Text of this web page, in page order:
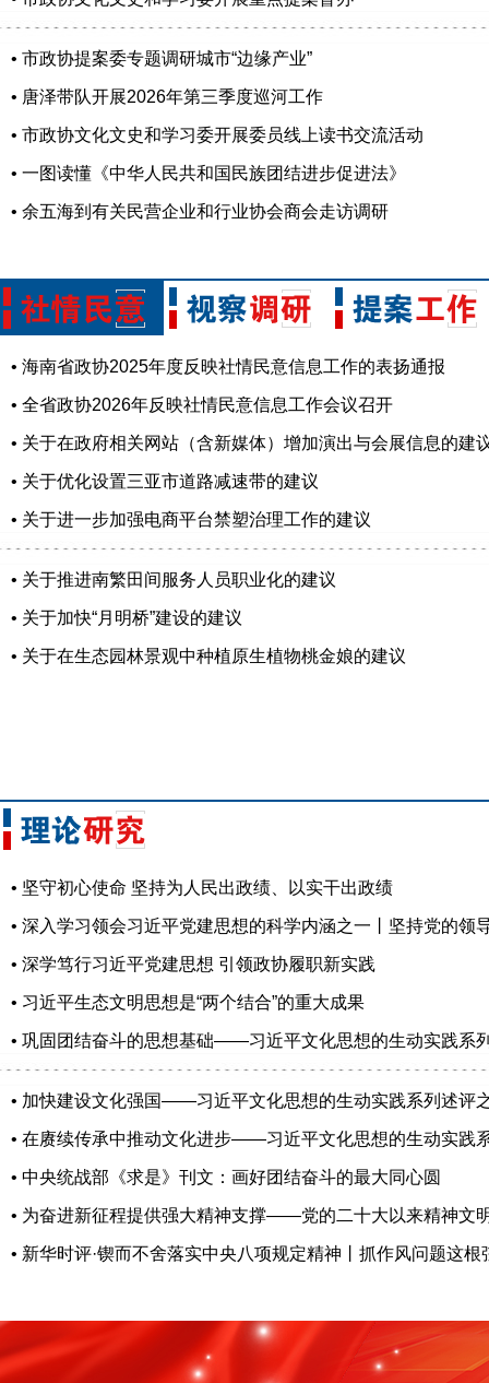
• 市政协提案委专题调研城市“边缘产业”
• 唐泽带队开展2026年第三季度巡河工作
• 市政协文化文史和学习委开展委员线上读书交流活动
• 一图读懂《中华人民共和国民族团结进步促进法》
• 余五海到有关民营企业和行业协会商会走访调研
• 海南省政协2025年度反映社情民意信息工作的表扬通报
• 全省政协2026年反映社情民意信息工作会议召开
• 关于在政府相关网站（含新媒体）增加演出与会展信息的建
• 关于优化设置三亚市道路减速带的建议
• 关于进一步加强电商平台禁塑治理工作的建议
• 关于推进南繁田间服务人员职业化的建议
• 关于加快“月明桥”建设的建议
• 关于在生态园林景观中种植原生植物桃金娘的建议
• 坚守初心使命 坚持为人民出政绩、以实干出政绩
• 深入学习领会习近平党建思想的科学内涵之一丨坚持党的领
• 深学笃行习近平党建思想 引领政协履职新实践
• 习近平生态文明思想是“两个结合”的重大成果
• 巩固团结奋斗的思想基础——习近平文化思想的生动实践系
• 加快建设文化强国——习近平文化思想的生动实践系列述评
• 在赓续传承中推动文化进步——习近平文化思想的生动实践
• 中央统战部《求是》刊文：画好团结奋斗的最大同心圆
• 为奋进新征程提供强大精神支撑——党的二十大以来精神文
• 新华时评·锲而不舍落实中央八项规定精神丨抓作风问题这根